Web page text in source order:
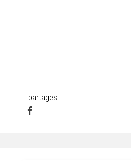
partages